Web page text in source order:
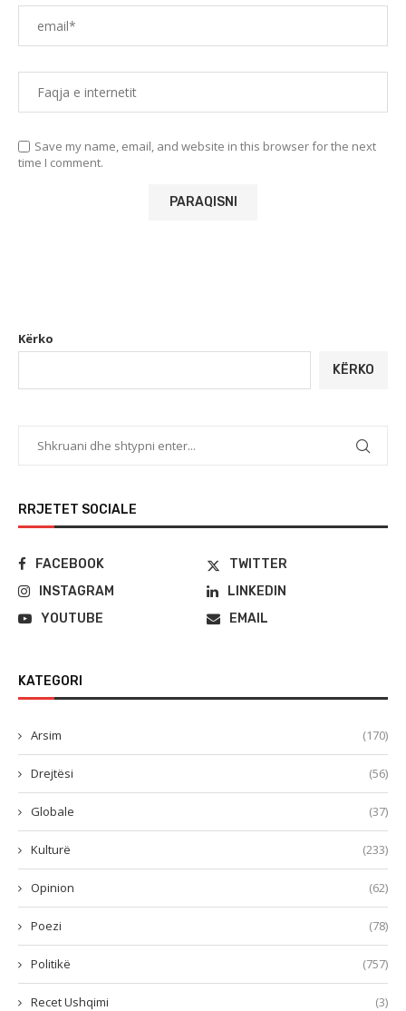
Save my name, email, and website in this browser for the next
time I comment.
Kërko
KËRKO
RRJETET SOCIALE
FACEBOOK
TWITTER
INSTAGRAM
LINKEDIN
YOUTUBE
EMAIL
KATEGORI
Arsim (170)
Drejtësi (56)
Globale (37)
Kulturë (233)
Opinion (62)
Poezi (78)
Politikë (757)
Recet Ushqimi (3)